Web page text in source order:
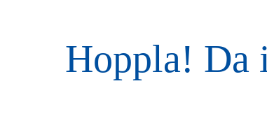
Hoppla! Da